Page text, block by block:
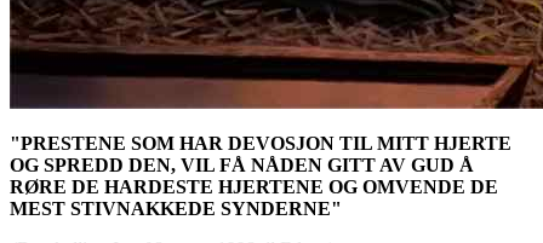
"PRESTENE SOM HAR DEVOSJON TIL MITT HJERTE
OG SPREDD DEN, VIL FÅ NÅDEN GITT AV GUD Å
RØRE DE HARDESTE HJERTENE OG OMVENDE DE
MEST STIVNAKKEDE SYNDERNE"